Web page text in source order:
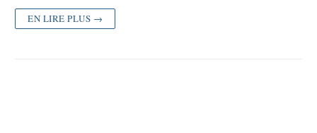
EN LIRE PLUS →